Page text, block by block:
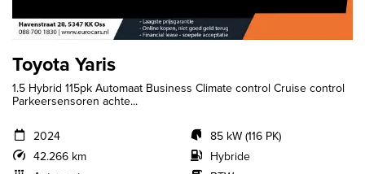
Toyota Yaris
1.5 Hybrid 115pk Automaat Business Climate control Cruise control
Parkeersensoren achte...
2024
42.266 km
85 kW (116 PK)
Hybride